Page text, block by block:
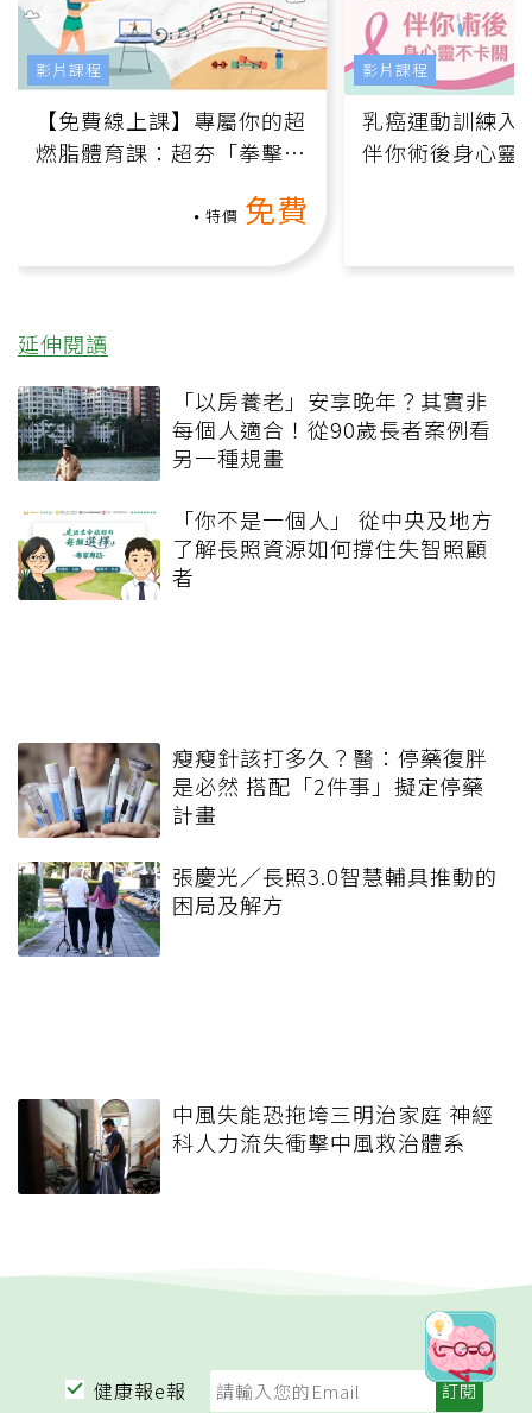
【免費線上課】專屬你的超
燃脂體育課：超夯「拳擊有
特價 免費
影片課程
乳癌運動訓練入
伴你術後身心靈
影片課程
延伸閱讀
「以房養老」安享晚年？其實非
每個人適合！從90歲長者案例看
另一種規畫
「你不是一個人」 從中央及地方
了解長照資源如何撐住失智照顧
者
瘦瘦針該打多久？醫：停藥復胖
是必然 搭配「2件事」擬定停藥
計畫
張慶光／長照3.0智慧輔具推動的
困局及解方
中風失能恐拖垮三明治家庭 神經
科人力流失衝擊中風救治體系
健康報e報